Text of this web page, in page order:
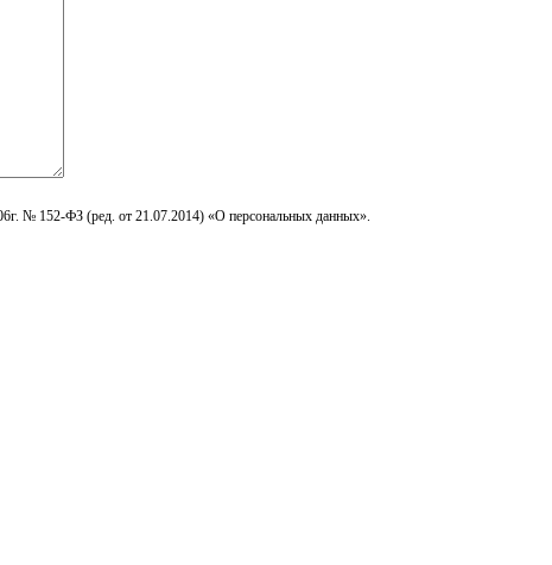
№ 152-ФЗ (ред. от 21.07.2014) «О персональных данных».